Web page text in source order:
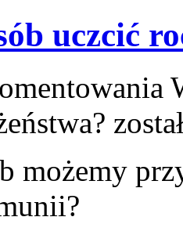
uczcić
możemy